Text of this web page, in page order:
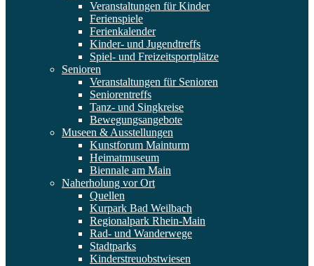
Veranstaltungen für Kinder
Ferienspiele
Ferienkalender
Kinder- und Jugendtreffs
Spiel- und Freizeitsportplätze
Senioren
Veranstaltungen für Senioren
Seniorentreffs
Tanz- und Singkreise
Bewegungsangebote
Museen & Ausstellungen
Kunstforum Mainturm
Heimatmuseum
Biennale am Main
Naherholung vor Ort
Quellen
Kurpark Bad Weilbach
Regionalpark Rhein-Main
Rad- und Wanderwege
Stadtparks
Kinderstreuobstwiesen